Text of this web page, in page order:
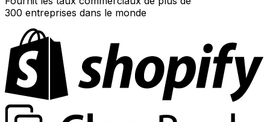
300 entreprises dans le monde